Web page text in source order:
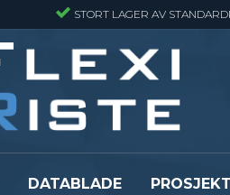
STORT LAGER AV
DATABLADE